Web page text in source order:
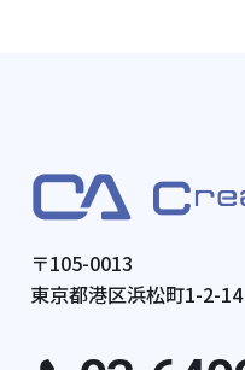
〒105-0013
東京都港区浜松町1-2-